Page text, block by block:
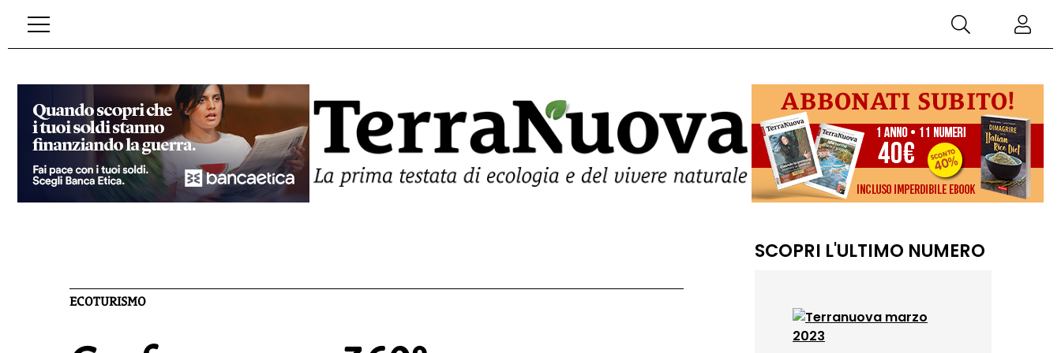
ECOTURISMO
SCOPRI L'ULTIMO NUMERO